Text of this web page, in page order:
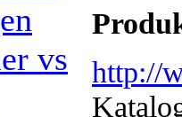
vs
http://